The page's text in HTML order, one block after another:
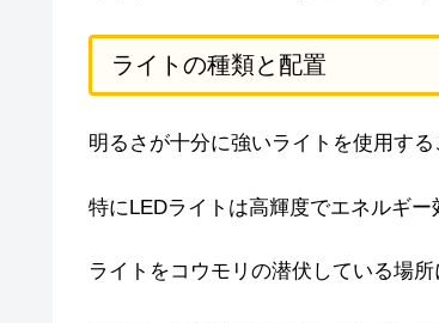
ライトの種類と配置
明るさが十分に強いライトを使用する
特にLEDライトは高輝度でエネルギー
ライトをコウモリの潜伏している場所